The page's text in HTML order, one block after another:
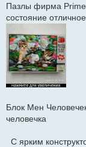
Пазлы фирма Prime
состояние
Блок Мен
человечка
С ярким